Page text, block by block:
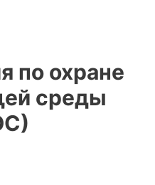
по охране
среды